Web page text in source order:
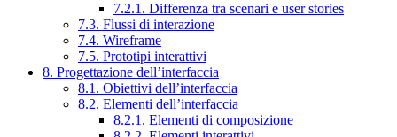
7.2.1. Differenza tra scenari e user stories
7.3. Flussi di interazione
7.4. Wireframe
7.5. Prototipi interattivi
8. Progettazione dell’interfaccia
8.1. Obiettivi dell’interfaccia
8.2. Elementi dell’interfaccia
8.2.1. Elementi di composizione